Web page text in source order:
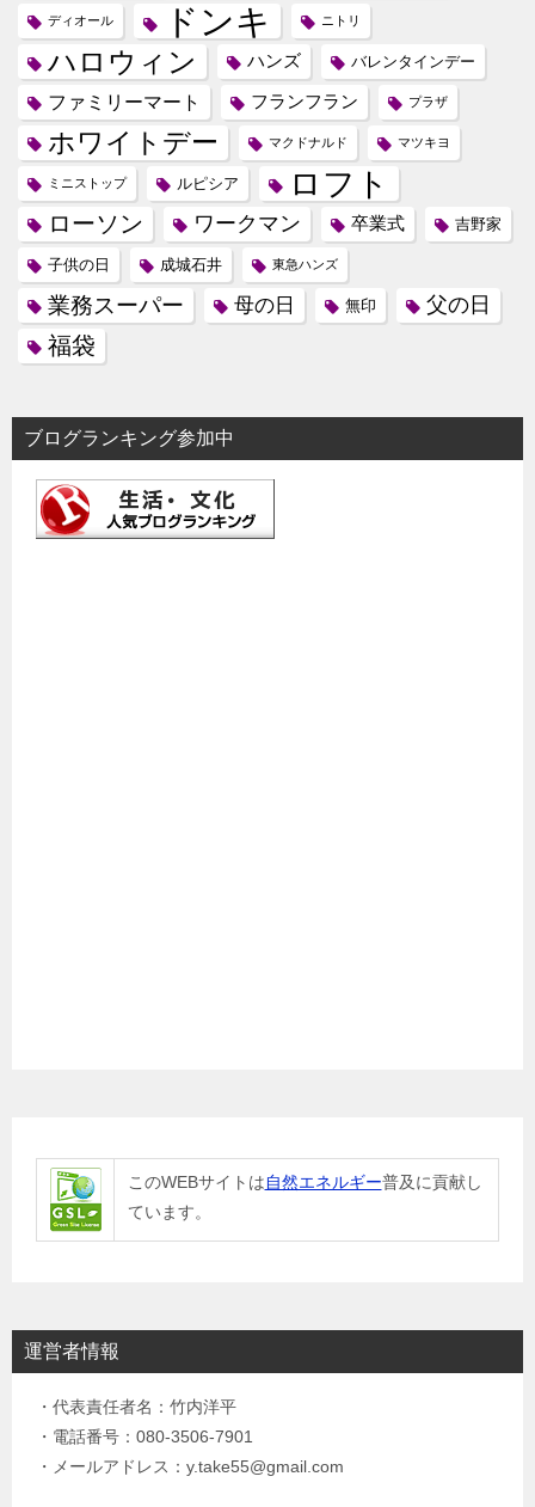
ディオール ドンキ ニトリ
ハロウィン ハンズ バレンタインデー
ファミリーマート フランフラン プラザ
ホワイトデー マクドナルド マツキヨ
ミニストップ ルピシア ロフト
ローソン ワークマン 卒業式 吉野家
子供の日 成城石井 東急ハンズ
業務スーパー 母の日 無印 父の日
福袋
ブログランキング参加中
このWEBサイトは自然エネルギー普及に貢献し
ています。
運営者情報
・代表責任者名：竹内洋平
・電話番号：080-3506-7901
・メールアドレス：y.take55@gmail.com